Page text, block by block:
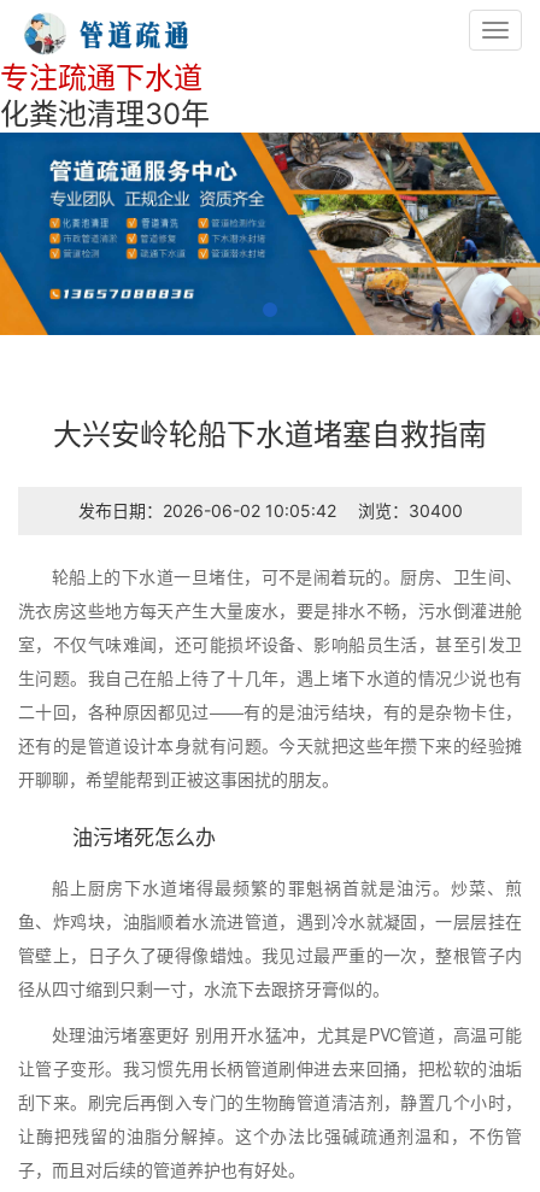
专注疏通下水道
化粪池清理30年
大兴安岭轮船下水道堵塞自救指南
发布日期：2026-06-02 10:05:42 浏览：30400
轮船上的下水道一旦堵住，可不是闹着玩的。厨房、卫生间、
洗衣房这些地方每天产生大量废水，要是排水不畅，污水倒灌进舱
室，不仅气味难闻，还可能损坏设备、影响船员生活，甚至引发卫
生问题。我自己在船上待了十几年，遇上堵下水道的情况少说也有
二十回，各种原因都见过——有的是油污结块，有的是杂物卡住，
还有的是管道设计本身就有问题。今天就把这些年攒下来的经验摊
开聊聊，希望能帮到正被这事困扰的朋友。
油污堵死怎么办
船上厨房下水道堵得最频繁的罪魁祸首就是油污。炒菜、煎
鱼、炸鸡块，油脂顺着水流进管道，遇到冷水就凝固，一层层挂在
管壁上，日子久了硬得像蜡烛。我见过最严重的一次，整根管子内
径从四寸缩到只剩一寸，水流下去跟挤牙膏似的。
处理油污堵塞更好 别用开水猛冲，尤其是PVC管道，高温可能
让管子变形。我习惯先用长柄管道刷伸进去来回捅，把松软的油垢
刮下来。刷完后再倒入专门的生物酶管道清洁剂，静置几个小时，
让酶把残留的油脂分解掉。这个办法比强碱疏通剂温和，不伤管
子，而且对后续的管道养护也有好处。